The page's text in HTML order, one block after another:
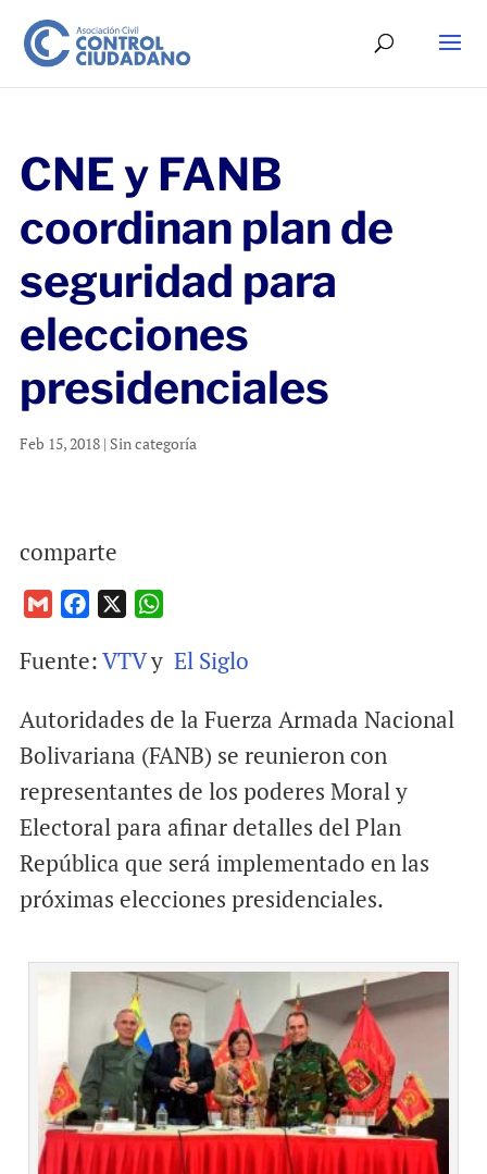
CNE y FANB
coordinan plan de
seguridad para
elecciones
presidenciales
Feb 15, 2018| Sin categoría
comparte
a
l
c
b
o
k
a
s
A
p
Fuente:VTVy El Siglo
Autoridades de la Fuerza Armada Nacional
Bolivariana (FANB) se reunieron con
representantes de los poderes Moral y
Electoral para afinar detalles del Plan
República que será implementado en las
próximas elecciones presidenciales.